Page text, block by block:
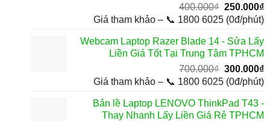
400.000₫ Giá
gốc
400.000₫.
250.000₫
Giá tham khảo – 📞 1800 6025 (0đ/phút)
Webcam Laptop Razer Blade 14 - Sửa Lấy
Liền Giá Tốt Tại Trung Tâm TPHCM
700.000₫ Giá
gốc
700.000₫.
300.000₫
Giá tham khảo – 📞 1800 6025 (0đ/phút)
Bản lề Laptop LENOVO ThinkPad T43 -
Thay Nhanh Lấy Liền Giá Rẻ TPHCM